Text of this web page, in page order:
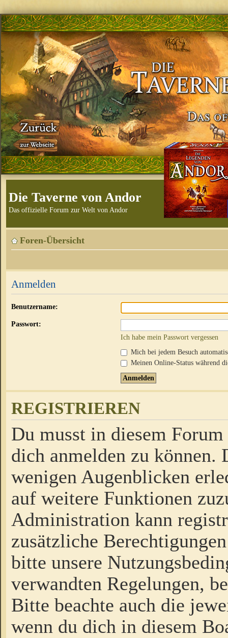
Die Taverne von Andor
Das offizielle Forum zur Welt von Andor
Foren-Übersicht
Anmelden
Benutzername:
Passwort:
Ich habe mein Passwort vergessen
Mich bei jedem Besuch
Meinen Online-Status während
REGISTRIEREN
Du musst in diesem
dich anmelden zu
wenigen Augenblicken
auf weitere Funktionen
Administration kann
zusätzliche
bitte unsere
verwandten Regelungen,
Bitte beachte auch die
wenn du dich in diesem